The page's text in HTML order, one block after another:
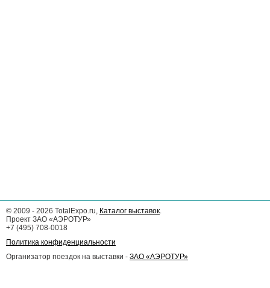
© 2009 - 2026 TotalExpo.ru, Каталог выставок.
Проект ЗАО «АЭРОТУР»
+7 (495) 708-0018
Политика конфиденциальности
Организатор поездок на выставки - ЗАО «АЭРОТУР»